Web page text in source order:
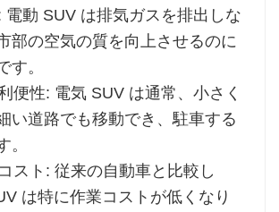
電動 SUV は排気ガスを排出しな
部の空気の質を向上させるのに
す。
便性: 電気 SUV は通常、小さく
い道路でも移動でき、駐車する
。
スト: 従来の自動車と比較し
は特に作業コストが低くなり